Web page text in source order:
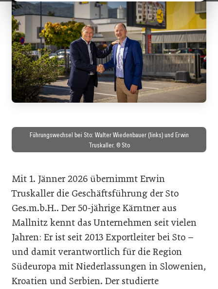
Führungswechsel bei Sto: Walter Wiedenbauer (links) und Erwin
Truskaller. © Sto
Mit 1. Jänner 2026 übernimmt Erwin
Truskaller die Geschäftsführung der Sto
Ges.m.b.H.. Der 50-jährige Kärntner aus
Mallnitz kennt das Unternehmen seit vielen
Jahren: Er ist seit 2013 Exportleiter bei Sto –
und damit verantwortlich für die Region
Südeuropa mit Niederlassungen in Slowenien,
Kroatien und Serbien. Der studierte